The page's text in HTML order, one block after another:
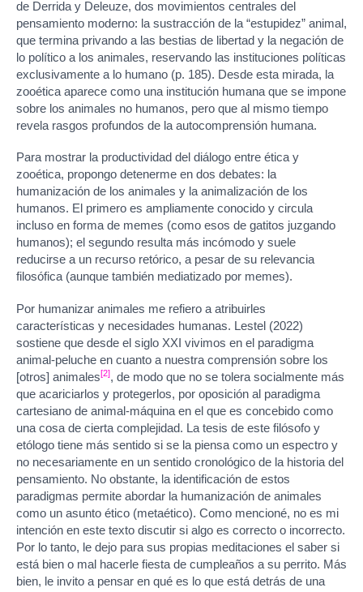
de Derrida y Deleuze, dos movimientos centrales del
pensamiento moderno: la sustracción de la “estupidez” animal,
que termina privando a las bestias de libertad y la negación de
lo político a los animales, reservando las instituciones políticas
exclusivamente a lo humano (p. 185). Desde esta mirada, la
zooética aparece como una institución humana que se impone
sobre los animales no humanos, pero que al mismo tiempo
revela rasgos profundos de la autocomprensión humana.
Para mostrar la productividad del diálogo entre ética y
zooética, propongo detenerme en dos debates: la
humanización de los animales y la animalización de los
humanos. El primero es ampliamente conocido y circula
incluso en forma de memes (como esos de gatitos juzgando
humanos); el segundo resulta más incómodo y suele
reducirse a un recurso retórico, a pesar de su relevancia
filosófica (aunque también mediatizado por memes).
Por humanizar animales me refiero a atribuirles
características y necesidades humanas. Lestel (2022)
sostiene que desde el siglo XXI vivimos en el paradigma
animal-peluche en cuanto a nuestra comprensión sobre los
[otros] animales[2], de modo que no se tolera socialmente más
que acariciarlos y protegerlos, por oposición al paradigma
cartesiano de animal-máquina en el que es concebido como
una cosa de cierta complejidad. La tesis de este filósofo y
etólogo tiene más sentido si se la piensa como un espectro y
no necesariamente en un sentido cronológico de la historia del
pensamiento. No obstante, la identificación de estos
paradigmas permite abordar la humanización de animales
como un asunto ético (metaético). Como mencioné, no es mi
intención en este texto discutir si algo es correcto o incorrecto.
Por lo tanto, le dejo para sus propias meditaciones el saber si
está bien o mal hacerle fiesta de cumpleaños a su perrito. Más
bien, le invito a pensar en qué es lo que está detrás de una